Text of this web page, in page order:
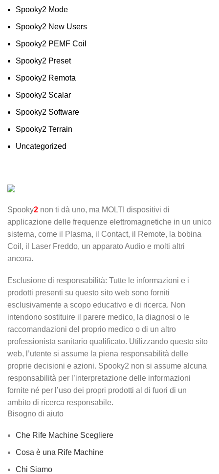
Spooky2 Mode
Spooky2 New Users
Spooky2 PEMF Coil
Spooky2 Preset
Spooky2 Remota
Spooky2 Scalar
Spooky2 Software
Spooky2 Terrain
Uncategorized
Spooky2 non ti dà uno, ma MOLTI dispositivi di
applicazione delle frequenze elettromagnetiche in un unico
sistema, come il Plasma, il Contact, il Remote, la bobina
Coil, il Laser Freddo, un apparato Audio e molti altri
ancora.
Esclusione di responsabilità: Tutte le informazioni e i
prodotti presenti su questo sito web sono forniti
esclusivamente a scopo educativo e di ricerca. Non
intendono sostituire il parere medico, la diagnosi o le
raccomandazioni del proprio medico o di un altro
professionista sanitario qualificato. Utilizzando questo sito
web, l’utente si assume la piena responsabilità delle
proprie decisioni e azioni. Spooky2 non si assume alcuna
responsabilità per l’interpretazione delle informazioni
fornite né per l’uso dei propri prodotti al di fuori di un
ambito di ricerca responsabile.
Bisogno di aiuto
Che Rife Machine Scegliere
Cosa è una Rife Machine
Chi Siamo